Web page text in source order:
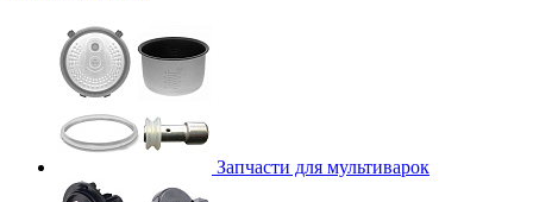
Запчасти для мультиварок